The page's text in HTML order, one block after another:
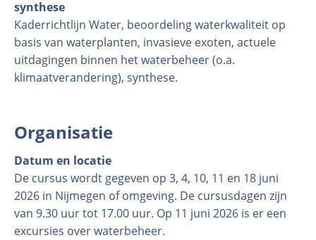
synthese
Kaderrichtlijn Water, beoordeling waterkwaliteit op
basis van waterplanten, invasieve exoten, actuele
uitdagingen binnen het waterbeheer (o.a.
klimaatverandering), synthese.
Organisatie
Datum en locatie
De cursus wordt gegeven op 3, 4, 10, 11 en 18 juni
2026 in Nijmegen of omgeving. De cursusdagen zijn
van 9.30 uur tot 17.00 uur. Op 11 juni 2026 is er een
excursies over waterbeheer.